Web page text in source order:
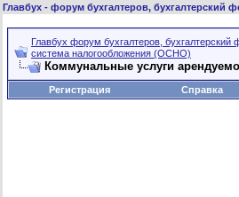
Главбух - форум бухгалтеров,
Главбух форум бухгалтеров,
система налогообложения (ОСНО)
Коммунальные услуги
Регистрация Справка